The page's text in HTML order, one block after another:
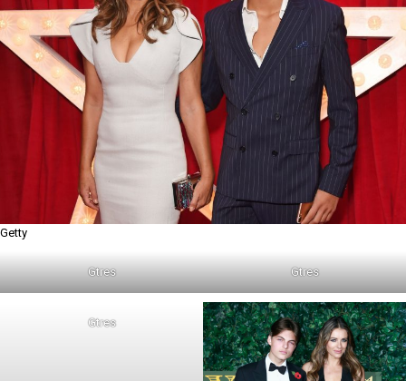
Getty
Gtres Gtres
Gtres